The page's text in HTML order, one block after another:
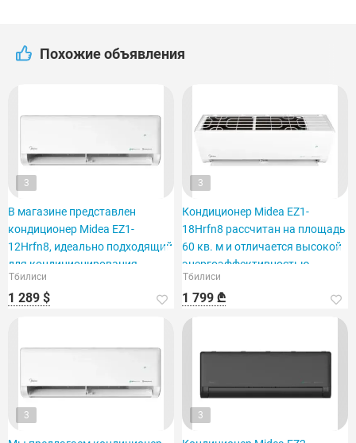
Похожие объявления
3
В магазине представлен
кондиционер Midea EZ1-
12Hrfn8, идеально подходящий
для кондиционирования
помещения площадью 40 м2.
Тбилиси
1 289 $
3
Кондиционер Midea EZ1-
18Hrfn8 рассчитан на площадь
60 кв. м и отличается высокой
энергоэффективностью.
Тбилиси
1 799 ₾
3 3